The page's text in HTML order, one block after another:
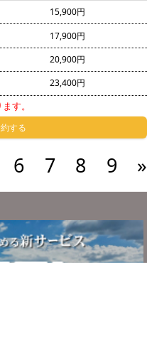
15,900円
17,900円
20,900円
23,400円
す。
する
6 7 8 9 »